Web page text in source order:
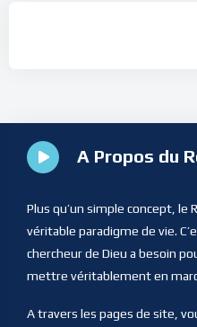
A Propos du
Plus qu’un simple concept, le
véritable paradigme de vie.
chercheur de Dieu a besoin
mettre véritablement en
A travers les pages de site,